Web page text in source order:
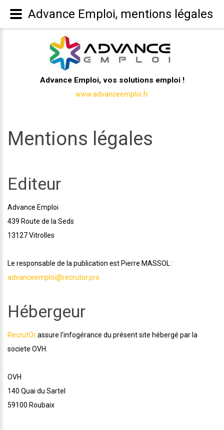
Advance Emploi, vos solutions emploi !
www.advanceemploi.fr
Mentions légales
Editeur
Advance Emploi
439 Route de la Seds
13127 Vitrolles
Le responsable de la publication est Pierre MASSOL :
advanceemploi@recrutor.pro
Hébergeur
RecrutOrassure l'infogérance du présent site hébergé par la
societe OVH.
OVH
140 Quai du Sartel
59100 Roubaix
Advance Emploi, mentions légales